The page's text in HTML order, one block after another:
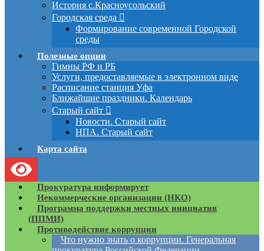
История с.Красноусольский
Городская среда
Формирование современной Городской
среды
Полезные опции
Гимны РФ и РБ
Услуги, предоставляемые в электронном виде
Расписание станция Уфа
Ближайшие праздники. Календарь
Старый сайт
Новости. Старый сайт
НПА. Старый сайт
Карта сайта
Прокуратура информирует
Некоммерческие организации (НКО)
Программа поддержки местных инициатив
(ППМИ)
Противодействие коррупции
Что нужно знать о коррупции. Генеральная